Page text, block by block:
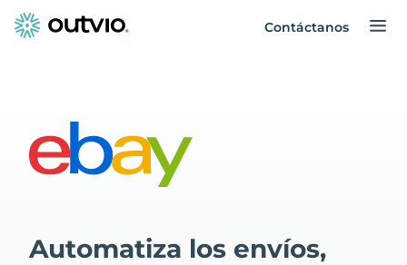
Contáctanos
Automatiza los envíos,